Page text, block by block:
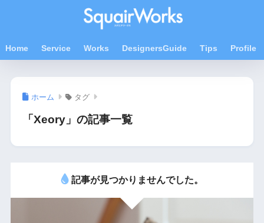
Home Service Works DesignersGuide Tips Profile
ホーム タグ
「Xeory」の記事一覧
記事が見つかりませんでした。